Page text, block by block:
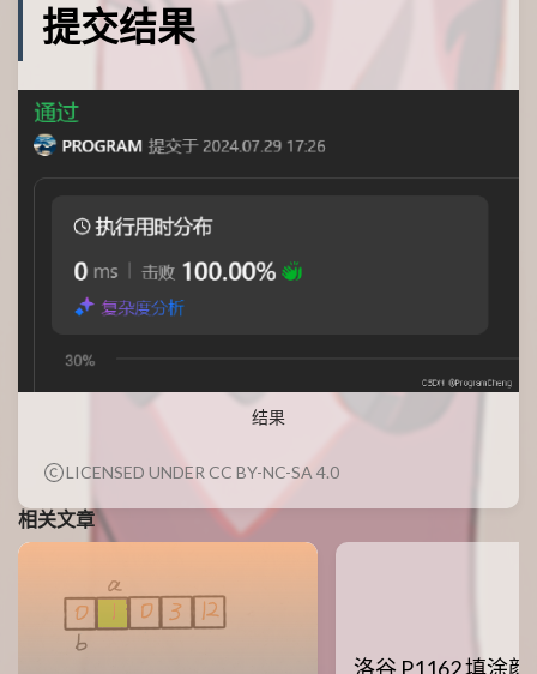
提交结果
结果
LICENSED UNDER CC BY-NC-SA 4.0
相关文章
洛谷 P1162 填涂颜